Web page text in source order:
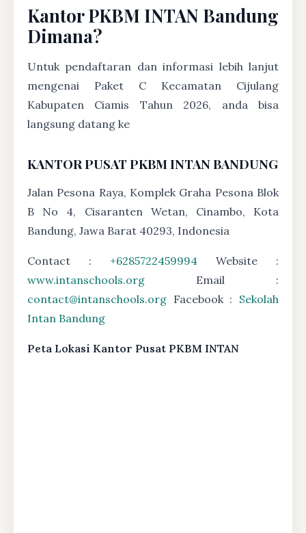
Kantor PKBM INTAN Bandung
Dimana?
Untuk pendaftaran dan informasi lebih lanjut
mengenai Paket C Kecamatan Cijulang
Kabupaten Ciamis Tahun 2026, anda bisa
langsung datang ke
KANTOR PUSAT PKBM INTAN BANDUNG
Jalan Pesona Raya, Komplek Graha Pesona Blok
B No 4, Cisaranten Wetan, Cinambo, Kota
Bandung, Jawa Barat 40293, Indonesia
Contact : +6285722459994 Website :
www.intanschools.org Email :
contact@intanschools.org Facebook : Sekolah
Intan Bandung
Peta Lokasi Kantor Pusat PKBM INTAN